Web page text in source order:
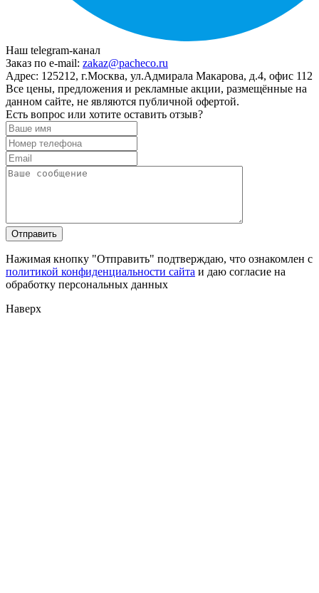
Наш telegram-канал
Заказ по e-mail: zakaz@pacheco.ru
Адрес: 125212, г.Москва, ул.Адмирала Макарова, д.4, офис 112
Все цены, предложения и рекламные акции, размещённые на
данном сайте, не являются публичной офертой.
Есть вопрос или хотите оставить отзыв?
Нажимая кнопку "Отправить" подтверждаю, что ознакомлен с
политикой конфиденциальности сайта и даю согласие на
обработку персональных данных
Наверх